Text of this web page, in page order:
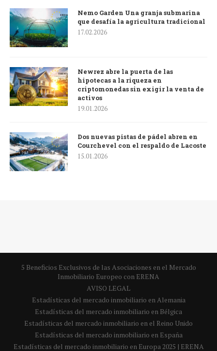
Nemo Garden Una granja submarina
que desafía la agricultura tradicional
17.02.2026
Newrez abre la puerta de las
hipotecas a la riqueza en
criptomonedas sin exigir la venta de
activos
19.01.2026
Dos nuevas pistas de pádel abren en
Courchevel con el respaldo de Lacoste
15.01.2026
5 Beneficios Exclusivos de las Asociaciones en el Mercado
Inmobiliario Europeo con ERENA
AVISO LEGAL
Estadísticas del mercado inmobiliario en Alemania
Estadísticas del mercado inmobiliario en Bélgica
Estadísticas del mercado inmobiliario en el Reino Unido
Estadísticas del mercado inmobiliario en España
Estadísticas del mercado inmobiliario en Europa 2025 | ERENA